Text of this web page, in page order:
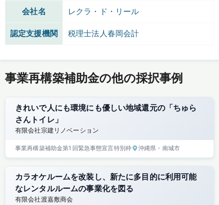
会社名 レクラ・ド・リール
認定支援機関 税理士法人春岡会計
事業再構築補助金の他の採択事例
きれいで人にも環境にも優しい地域還元の「ちゅら
さんトイレ」
有限会社宗建リノベーション
事業再構築補助金第1回緊急事態宣言特別枠 沖縄県 ・南城市
カラオケルームを改装し、新たに多目的に利用可能
なレンタルルームの事業化を図る
有限会社渡嘉敷商会